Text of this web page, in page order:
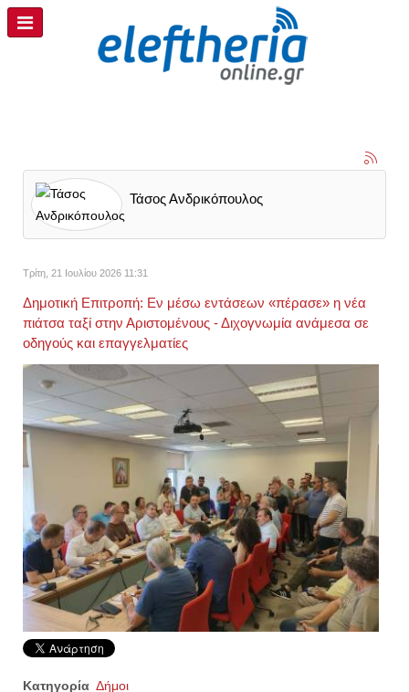
Τάσος Ανδρικόπουλος
Τρίτη, 21 Ιουλίου 2026 11:31
Δημοτική Επιτροπή: Εν μέσω εντάσεων «πέρασε» η νέα
πιάτσα ταξί στην Αριστομένους - Διχογνωμία ανάμεσα σε
οδηγούς και επαγγελματίες
Κατηγορία Δήμοι